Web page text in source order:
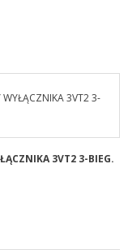
3VT2 3-BIEG.